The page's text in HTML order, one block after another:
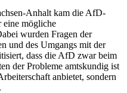
Anhalt kam die AfD-
eine mögliche
wurden Fragen der
und des Umgangs mit der
dass die AfD zwar beim
der Probleme amtskundig ist
anbietet, sondern